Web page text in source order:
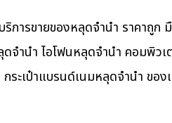
การขายของหลุดจำนำ ราคาถู
จำนำ ไอโฟนหลุดจำนำ คอมพิว
ระเป๋าแบรนด์เนมหลุดจำนำ ขอ